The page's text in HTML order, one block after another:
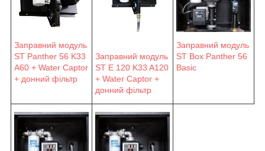
Заправний модуль
ST Panther 56 K33
A60 + Water Captor
+ донний фільтр
Заправний модуль
ST E 120 K33 A120
+ Water Captor +
донний фільтр
Заправний модуль
ST Box Panther 56
Basic